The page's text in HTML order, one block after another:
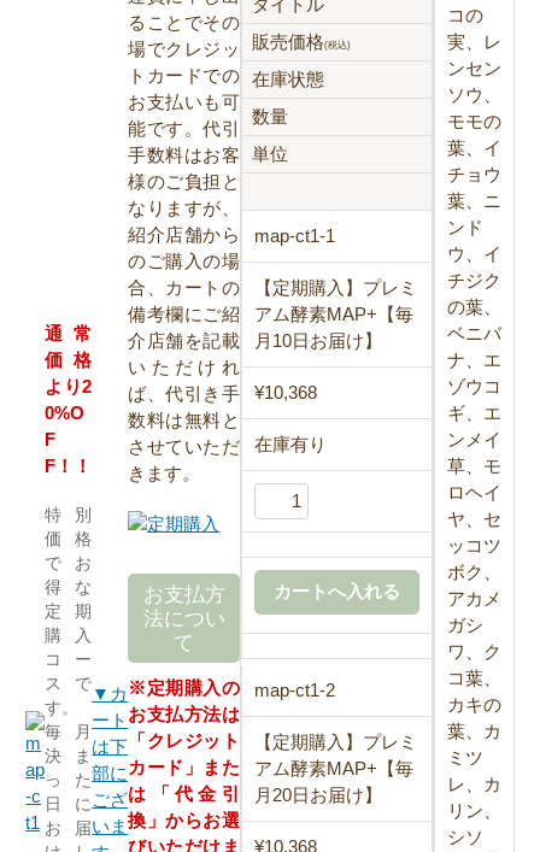
通常
価格
より2
0%O
F
F！！
特別
価格
でお
得な
定期
購入
コー
スで
す。
毎月
決ま
った
日に
お届
▼カ
ート
は下
部に
ござ
いま
ることでその
場でクレジッ
トカードでの
お支払いも可
能です。代引
手数料はお客
様のご負担と
なりますが、
紹介店舗から
のご購入の場
合、カートの
備考欄にご紹
介店舗を記載
いただけれ
ば、代引き手
数料は無料と
させていただ
きます。
お支払方
法につい
て
※定期購入の
お支払方法は
「クレジット
カード」また
は「代金引
換」からお選
びいただけま
タイトル
販売価格(税込)
在庫状態
数量
単位
map-ct1-1
【定期購入】プレミ
アム酵素MAP+【毎
月10日お届け】
¥10,368
在庫有り
map-ct1-2
【定期購入】プレミ
アム酵素MAP+【毎
月20日お届け】
¥10,368
コの
実、レ
ンセン
ソウ、
モモの
葉、イ
チョウ
葉、ニ
ンド
ウ、イ
チジク
の葉、
ベニバ
ナ、エ
ゾウコ
ギ、エ
ンメイ
草、モ
ロヘイ
ヤ、セ
ッコツ
ボク、
アカメ
ガシ
ワ、ク
コ葉、
カキの
葉、カ
ミツ
レ、カ
リン、
シソ